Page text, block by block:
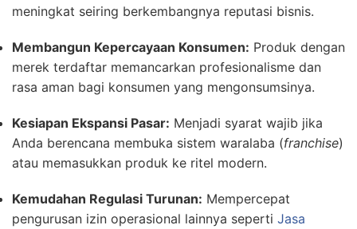
meningkat seiring berkembangnya reputasi bisnis.
Membangun Kepercayaan Konsumen: Produk dengan
merek terdaftar memancarkan profesionalisme dan
rasa aman bagi konsumen yang mengonsumsinya.
Kesiapan Ekspansi Pasar: Menjadi syarat wajib jika
Anda berencana membuka sistem waralaba (franchise)
atau memasukkan produk ke ritel modern.
Kemudahan Regulasi Turunan: Mempercepat
pengurusan izin operasional lainnya seperti Jasa